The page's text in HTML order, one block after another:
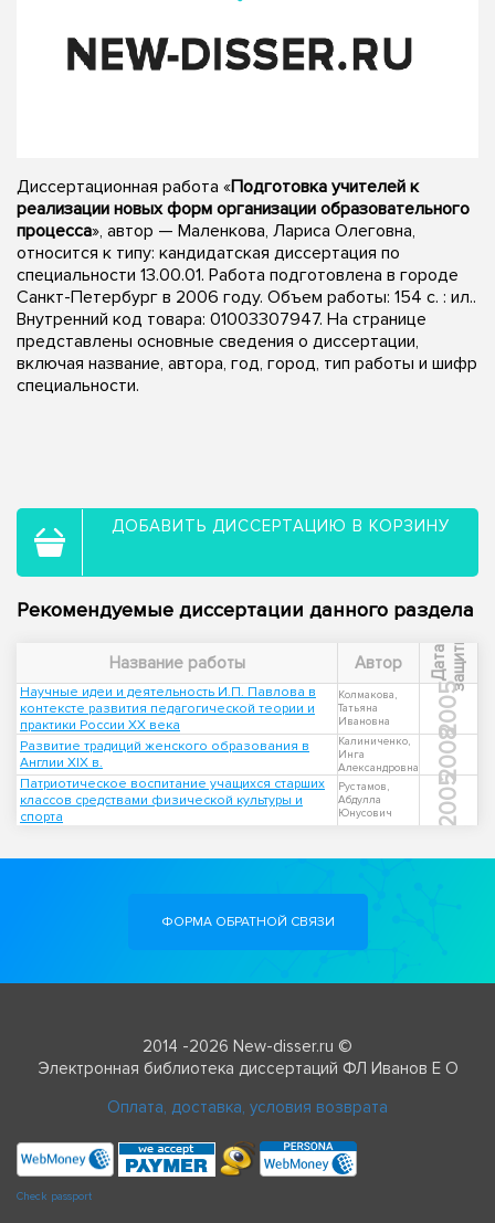
Диссертационная работа «Подготовка учителей к
реализации новых форм организации образовательного
процесса», автор — Маленкова, Лариса Олеговна,
относится к типу: кандидатская диссертация по
специальности 13.00.01. Работа подготовлена в городе
Санкт-Петербург в 2006 году. Объем работы: 154 с. : ил..
Внутренний код товара: 01003307947. На странице
представлены основные сведения о диссертации,
включая название, автора, год, город, тип работы и шифр
специальности.
ДОБАВИТЬ ДИССЕРТАЦИЮ В КОРЗИНУ
Рекомендуемые диссертации данного раздела
Название работы Автор Д
а
т
а
з
а
щ
и
т ы
Научные идеи и деятельность И.П. Павлова в
контексте развития педагогической теории и
практики России XX века
Колмакова,
Татьяна
Ивановна
2005
Развитие традиций женского образования в
Англии XIX в.
Калиниченко,
Инга
Александровна
2008
Патриотическое воспитание учащихся старших
классов средствами физической культуры и
спорта
Рустамов,
Абдулла
Юнусович
2005
ФОРМА ОБРАТНОЙ СВЯЗИ
2014 -2026 New-disser.ru ©
Электронная библиотека диссертаций ФЛ Иванов Е О
Оплата, доставка, условия возврата
Check passport